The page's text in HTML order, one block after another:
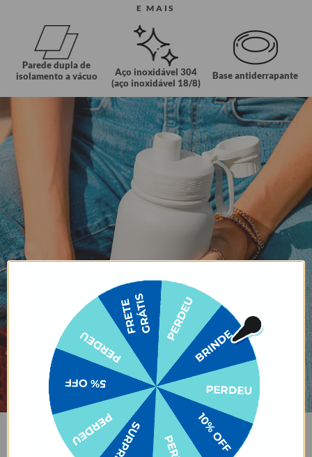
E MAIS
Parede dupla de
isolamento a vácuo
Aço inoxidável 304
(aço inoxidável 18/8)
Base antiderrapante